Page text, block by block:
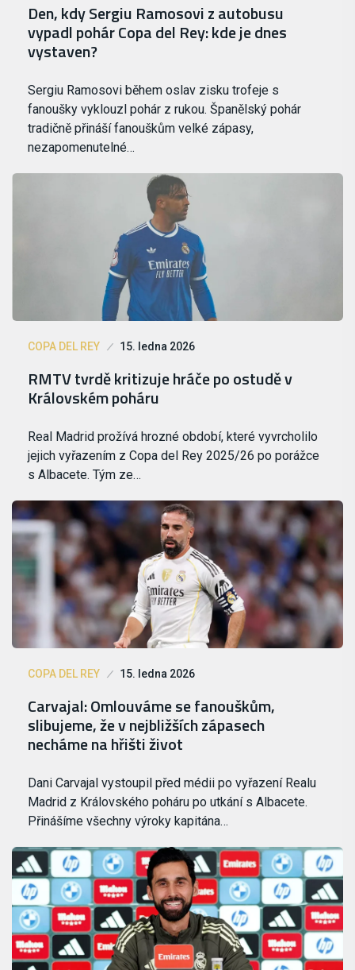
Den, kdy Sergiu Ramosovi z autobusu
vypadl pohár Copa del Rey: kde je dnes
vystaven?
Sergiu Ramosovi během oslav zisku trofeje s
fanoušky vyklouzl pohár z rukou. Španělský pohár
tradičně přináší fanouškům velké zápasy,
nezapomenutelné…
COPA DEL REY 15. ledna 2026
RMTV tvrdě kritizuje hráče po ostudě v
Královském poháru
Real Madrid prožívá hrozné období, které vyvrcholilo
jejich vyřazením z Copa del Rey 2025/26 po porážce
s Albacete. Tým ze…
COPA DEL REY 15. ledna 2026
Carvajal: Omlouváme se fanouškům,
slibujeme, že v nejbližších zápasech
necháme na hřišti život
Dani Carvajal vystoupil před médii po vyřazení Realu
Madrid z Královského poháru po utkání s Albacete.
Přinášíme všechny výroky kapitána…